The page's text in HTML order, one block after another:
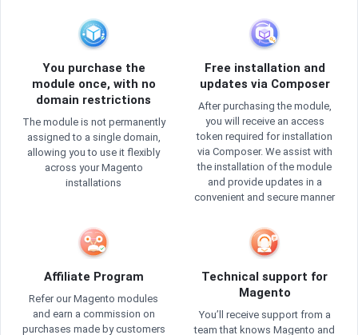
You purchase the
module once, with no
domain restrictions
The module is not permanently
assigned to a single domain,
allowing you to use it flexibly
across your Magento
installations
Free installation and
updates via Composer
After purchasing the module,
you will receive an access
token required for installation
via Composer. We assist with
the installation of the module
and provide updates in a
convenient and secure manner
Affiliate Program
Refer our Magento modules
and earn a commission on
purchases made by customers
Technical support for
Magento
You’ll receive support from a
team that knows Magento and